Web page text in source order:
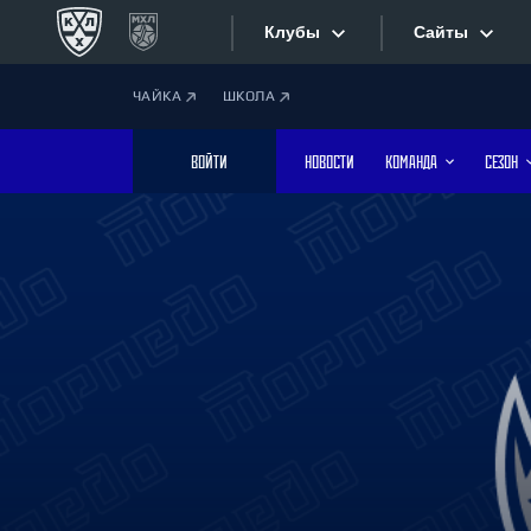
Клубы
Дивизион Боброва
Лада
Сайты
Текстовые
Фотобанк
ЧАЙКА ШКОЛА
ВОЙТИ НОВОСТИ КОМАНДА СЕЗОН